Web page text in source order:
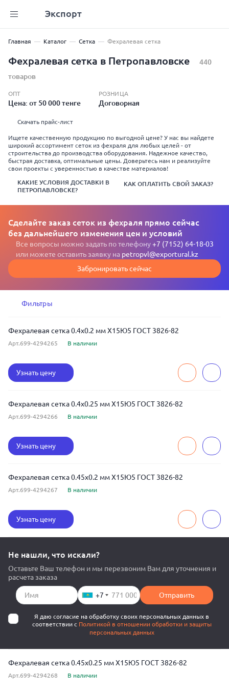
Экспорт
Главная Каталог Сетка Фехралевая сетка
Фехралевая сетка в Петропавловске
440
товаров
ОПТ
Цена: от 50 000 тенге
РОЗНИЦА
Договорная
Скачать прайс-лист
Ищете качественную продукцию по выгодной цене? У нас вы найдете
широкий ассортимент сеток из фехраля для любых целей - от
строительства до производства оборудования. Надежное качество,
быстрая доставка, оптимальные цены. Доверьтесь нам и реализуйте
свои проекты с уверенностью в качестве материалов!
КАКИЕ УСЛОВИЯ ДОСТАВКИ В
ПЕТРОПАВЛОВСКЕ?
КАК ОПЛАТИТЬ СВОЙ ЗАКАЗ?
Сделайте заказ сеток из фехраля прямо сейчас
без дальнейшего изменения цен и условий
Все вопросы можно задать по телефону+7 (7152) 64-18-03
или можете оставить заявку на petropvl@exportural.kz
Забронировать сейчас
Фильтры
Фехралевая сетка 0.4x0.2 мм Х15Ю5 ГОСТ 3826-82
Арт.699-4294265 В наличии
Узнать цену
Фехралевая сетка 0.4x0.25 мм Х15Ю5 ГОСТ 3826-82
Арт.699-4294266 В наличии
Узнать цену
Фехралевая сетка 0.45x0.2 мм Х15Ю5 ГОСТ 3826-82
Арт.699-4294267 В наличии
Узнать цену
Не нашли, что искали?
Оставьте Ваш телефон и мы перезвоним Вам для уточнения и
расчета заказа
+7 Отправить
Я даю согласие на обработку своих персональных данных в
соответствии с Политикой в отношении обработки и защиты
персональных данных
Фехралевая сетка 0.45x0.25 мм Х15Ю5 ГОСТ 3826-82
Арт.699-4294268 В наличии